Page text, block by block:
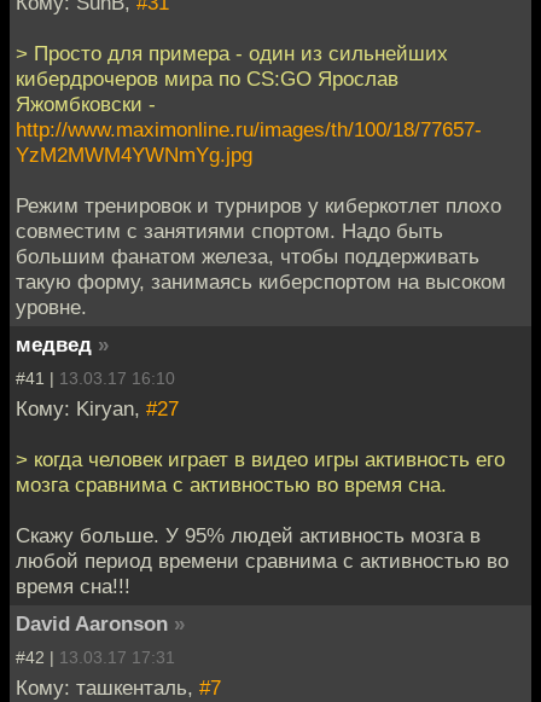
> Просто для примера - один из сильнейших
кибердрочеров мира по CS:GO Ярослав
Яжомбковски -
http://www.maximonline.ru/images/th/100/18/77657-
YzM2MWM4YWNmYg.jpg
Режим тренировок и турниров у киберкотлет плохо
совместим с занятиями спортом. Надо быть
большим фанатом железа, чтобы поддерживать
такую форму, занимаясь киберспортом на высоком
уровне.
медвед »
#41 | 13.03.17 16:10
Кому: Kiryan, #27
> когда человек играет в видео игры активность его
мозга сравнима с активностью во время сна.
Скажу больше. У 95% людей активность мозга в
любой период времени сравнима с активностью во
время сна!!!
David Aaronson »
#42 | 13.03.17 17:31
Кому: ташкенталь, #7